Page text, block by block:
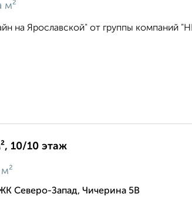
м²
на Ярославской" от группы компаний
10/10 этаж
Северо-Запад, Чичерина 5В